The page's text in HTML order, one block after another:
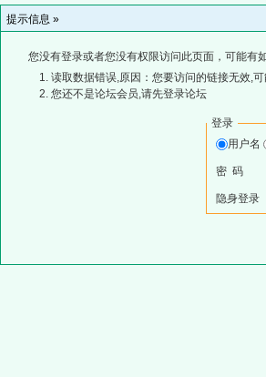
提示信息 »
您没有登录或者您没有权限访问此页面，可能有
读取数据错误,原因：您要访问的链接无效,
您还不是论坛会员,请先登录论坛
登录
用户名
密 码
隐身登录